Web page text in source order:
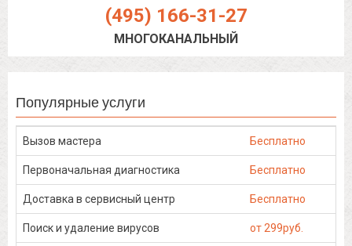
(495) 166-31-27
МНОГОКАНАЛЬНЫЙ
Популярные услуги
Вызов мастера Бесплатно
Первоначальная диагностика Бесплатно
Доставка в сервисный центр Бесплатно
Поиск и удаление вирусов от 299руб.